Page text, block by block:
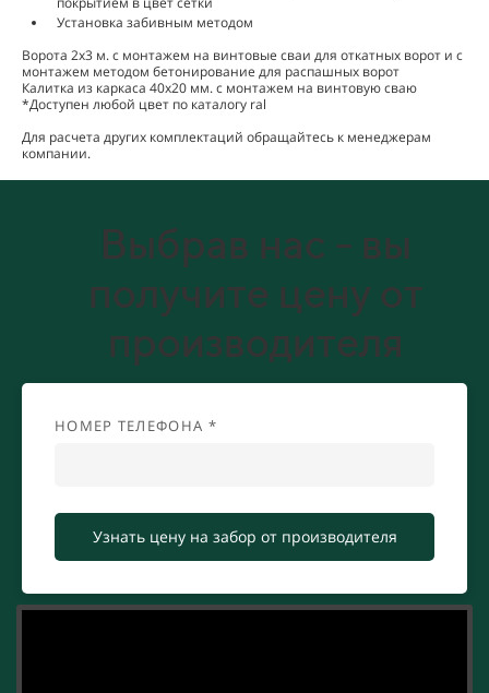
Установка забивным методом
Ворота 2х3 м. с монтажем на винтовые сваи для откатных ворот и с
монтажем методом бетонирование для распашных ворот
Калитка из каркаса 40х20 мм. с монтажем на винтовую сваю
*Доступен любой цвет по каталогу ral
Для расчета других комплектаций обращайтесь к менеджерам
компании.
Выбрав нас - вы
получите цену от
производителя
НОМЕР ТЕЛЕФОНА *
Узнать цену на забор от производителя